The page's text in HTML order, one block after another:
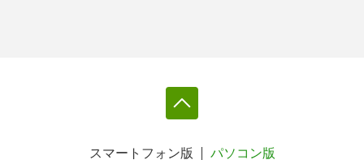
スマートフォン版 パソコン版